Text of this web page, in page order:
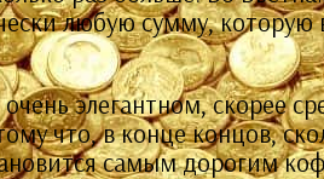
любую сумму, которую
элегантном, скорее
что, в конце концов,
самым дорогим